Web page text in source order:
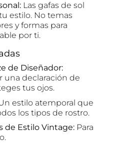
Las gafas de sol
estilo. No temas
y formas para
por ti.
de Diseñador:
una declaración de
tus ojos.
estilo atemporal que
los tipos de rostro.
de Estilo Vintage:Para